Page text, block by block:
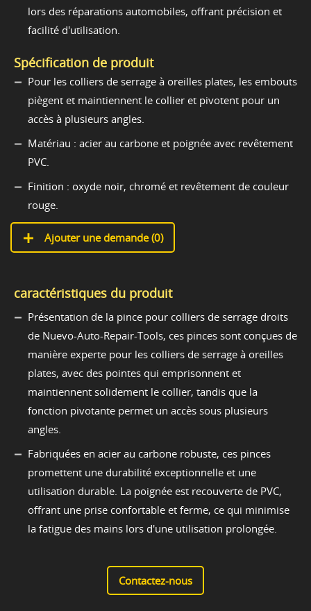
lors des réparations automobiles, offrant précision et
facilité d'utilisation.
Spécification de produit
Pour les colliers de serrage à oreilles plates, les embouts
piègent et maintiennent le collier et pivotent pour un
accès à plusieurs angles.
Matériau : acier au carbone et poignée avec revêtement
PVC.
Finition : oxyde noir, chromé et revêtement de couleur
rouge.
Ajouter une demande (0)
caractéristiques du produit
Présentation de la pince pour colliers de serrage droits
de Nuevo-Auto-Repair-Tools, ces pinces sont conçues de
manière experte pour les colliers de serrage à oreilles
plates, avec des pointes qui emprisonnent et
maintiennent solidement le collier, tandis que la
fonction pivotante permet un accès sous plusieurs
angles.
Fabriquées en acier au carbone robuste, ces pinces
promettent une durabilité exceptionnelle et une
utilisation durable. La poignée est recouverte de PVC,
offrant une prise confortable et ferme, ce qui minimise
la fatigue des mains lors d'une utilisation prolongée.
Contactez-nous